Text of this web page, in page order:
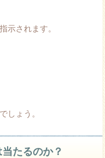
示されます。
しょう。
たるのか？